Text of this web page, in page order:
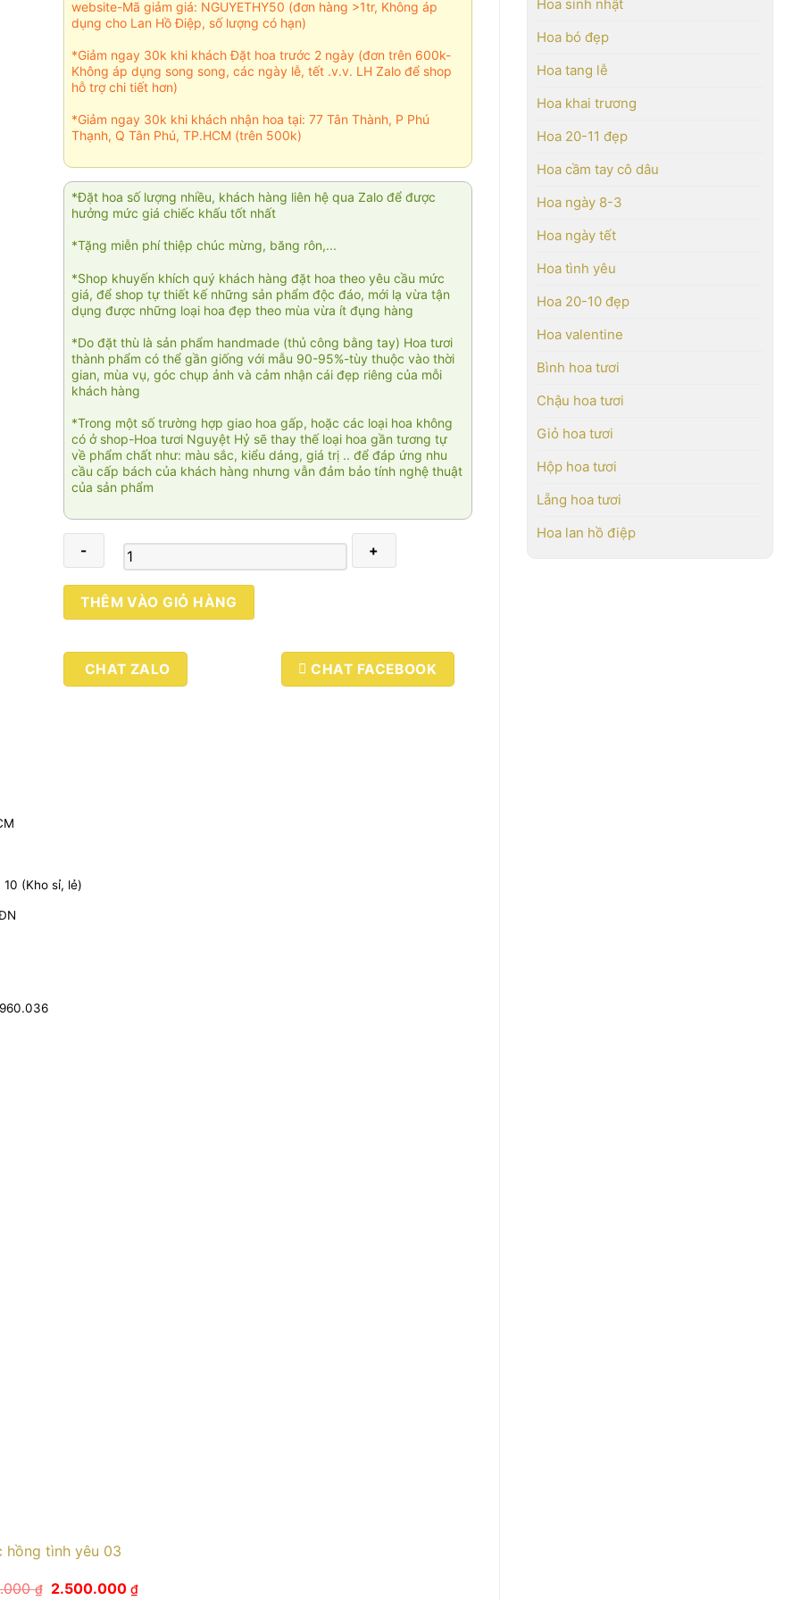
Hoa sinh nhật
Hoa bó đẹp
Hoa tang lễ
Hoa khai trương
Hoa 20-11 đẹp
Hoa cầm tay cô dâu
Hoa ngày 8-3
Hoa ngày tết
Hoa tình yêu
Hoa 20-10 đẹp
Hoa valentine
Bình hoa tươi
Chậu hoa tươi
Giỏ hoa tươi
Hộp hoa tươi
Lẵng hoa tươi
Hoa lan hồ điệp
website-Mã giảm giá: NGUYETHY50 (đơn hàng >1tr, Không áp
dụng cho Lan Hồ Điệp, số lượng có hạn)
*Giảm ngay 30k khi khách Đặt hoa trước 2 ngày (đơn trên 600k-
Không áp dụng song song, các ngày lễ, tết .v.v. LH Zalo để shop
hỗ trợ chi tiết hơn)
*Giảm ngay 30k khi khách nhận hoa tại: 77 Tân Thành, P Phú
Thạnh, Q Tân Phú, TP.HCM (trên 500k)
*Đặt hoa số lượng nhiều, khách hàng liên hệ qua Zalo để được
hưởng mức giá chiếc khấu tốt nhất
*Tặng miễn phí thiệp chúc mừng, băng rôn,...
*Shop khuyến khích quý khách hàng đặt hoa theo yêu cầu mức
giá, để shop tự thiết kế những sản phẩm độc đáo, mới lạ vừa tận
dụng được những loại hoa đẹp theo mùa vừa ít đụng hàng
*Do đặt thù là sản phẩm handmade (thủ công bằng tay) Hoa tươi
thành phẩm có thể gần giống với mẫu 90-95%-tùy thuộc vào thời
gian, mùa vụ, góc chụp ảnh và cảm nhận cái đẹp riêng của mỗi
khách hàng
*Trong một số trường hợp giao hoa gấp, hoặc các loại hoa không
có ở shop-Hoa tươi Nguyệt Hỷ sẽ thay thế loại hoa gần tương tự
về phẩm chất như: màu sắc, kiểu dáng, giá trị .. để đáp ứng nhu
cầu cấp bách của khách hàng nhưng vẫn đảm bảo tính nghệ thuật
của sản phẩm
Thanh
xuân
số
lượng
THÊM VÀO GIỎ HÀNG
CHAT ZALO CHAT FACEBOOK
(Kho sỉ, lẻ)
hồng tình yêu 03
₫
Giá
2.500.000₫Giá